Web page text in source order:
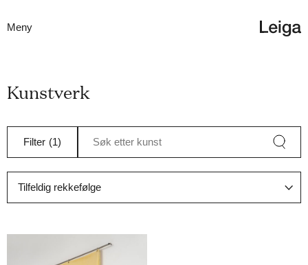
Meny
Kunstverk
Filter (1) Søk etter kunst